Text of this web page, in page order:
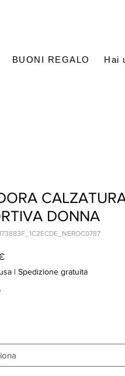
BUONI REGALO Hai
DONNA
Prezzo
| Spedizione gratuita